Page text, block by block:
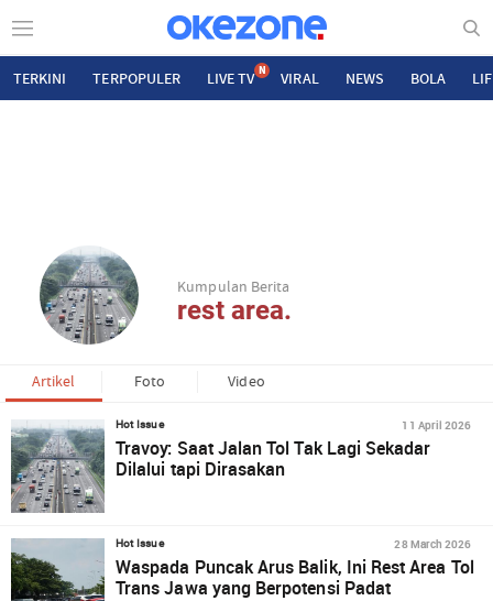
TERKINI TERPOPULER LIVE TV N VIRAL NEWS BOLA
Kumpulan Berita
rest area.
Artikel Foto Video
Hot Issue 11 April 2026
Travoy: Saat Jalan Tol Tak Lagi Sekadar
Dilalui tapi Dirasakan
Hot Issue 28 March 2026
Waspada Puncak Arus Balik, Ini Rest Area Tol
Trans Jawa yang Berpotensi Padat